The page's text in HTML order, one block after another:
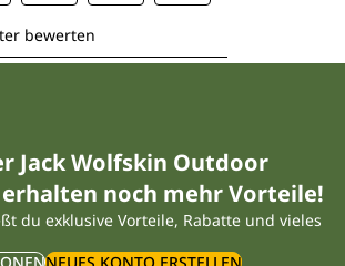
Jack Wolfskin Outdoor
noch mehr Vorteile!
du exklusive Vorteile, Rabatte und vieles